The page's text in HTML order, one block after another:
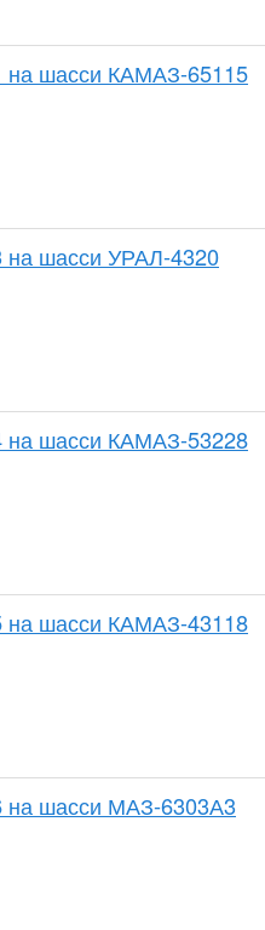
на шасси КАМАЗ-65115
на шасси УРАЛ-4320
на шасси КАМАЗ-53228
на шасси КАМАЗ-43118
на шасси МАЗ-6303А3